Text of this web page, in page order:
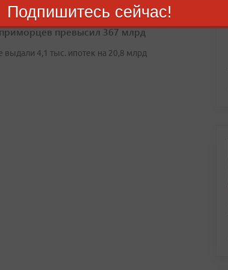
превысил 367 млрд
выдали 4,1 тыс. ипотек на 20,8 млрд
Подпишитесь сейчас!